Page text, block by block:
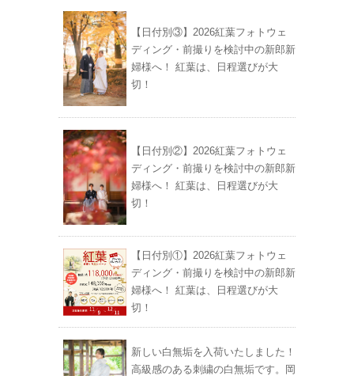
【日付別③】2026紅葉フォトウェ
ディング・前撮りを検討中の新郎新
婦様へ！ 紅葉は、日程選びが大
切！
【日付別②】2026紅葉フォトウェ
ディング・前撮りを検討中の新郎新
婦様へ！ 紅葉は、日程選びが大
切！
【日付別①】2026紅葉フォトウェ
ディング・前撮りを検討中の新郎新
婦様へ！ 紅葉は、日程選びが大
切！
新しい白無垢を入荷いたしました！
高級感のある刺繍の白無垢です。岡